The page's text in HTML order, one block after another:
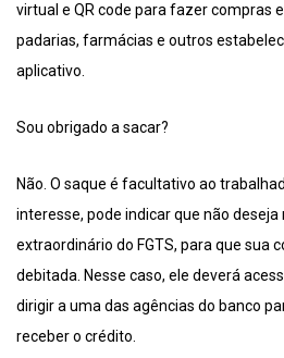
virtual e QR code para fazer compras
padarias, farmácias e outros
aplicativo.
Sou obrigado a sacar?
Não. O saque é facultativo ao
interesse, pode indicar que não deseja
extraordinário do FGTS, para que sua
debitada. Nesse caso, ele deverá
dirigir a uma das agências do banco
receber o crédito.